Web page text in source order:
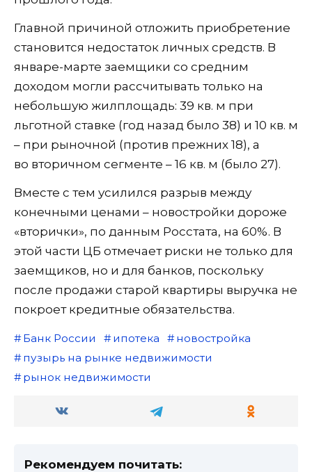
Главной причиной отложить приобретение
становится недостаток личных средств. В
январе-марте заемщики со средним
доходом могли рассчитывать только на
небольшую жилплощадь: 39 кв. м при
льготной ставке (год назад было 38) и 10 кв. м
– при рыночной (против прежних 18), а
во вторичном сегменте – 16 кв. м (было 27).
Вместе с тем усилился разрыв между
конечными ценами – новостройки дороже
«вторички», по данным Росстата, на 60%. В
этой части ЦБ отмечает риски не только для
заемщиков, но и для банков, поскольку
после продажи старой квартиры выручка не
покроет кредитные обязательства.
Банк России ипотека
новостройка
пузырь на рынке недвижимости
рынок недвижимости
Рекомендуем почитать: